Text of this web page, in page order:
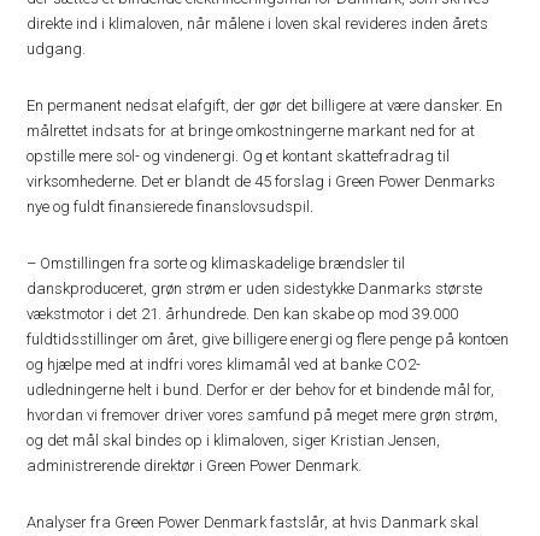
direkte ind i klimaloven, når målene i loven skal revideres inden årets
udgang.
En permanent nedsat elafgift, der gør det billigere at være dansker. En
målrettet indsats for at bringe omkostningerne markant ned for at
opstille mere sol- og vindenergi. Og et kontant skattefradrag til
virksomhederne. Det er blandt de 45 forslag i Green Power Denmarks
nye og fuldt finansierede finanslovsudspil.
– Omstillingen fra sorte og klimaskadelige brændsler til
danskproduceret, grøn strøm er uden sidestykke Danmarks største
vækstmotor i det 21. århundrede. Den kan skabe op mod 39.000
fuldtidsstillinger om året, give billigere energi og flere penge på kontoen
og hjælpe med at indfri vores klimamål ved at banke CO2-
udledningerne helt i bund. Derfor er der behov for et bindende mål for,
hvordan vi fremover driver vores samfund på meget mere grøn strøm,
og det mål skal bindes op i klimaloven, siger Kristian Jensen,
administrerende direktør i Green Power Denmark.
Analyser fra Green Power Denmark fastslår, at hvis Danmark skal